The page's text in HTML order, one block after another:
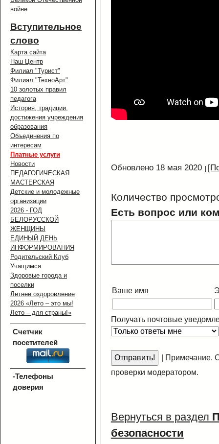
войне
Вступительное
слово
Карта сайта
Наш Центр
Филиал "Турист"
Филиал "ТехноАрт"
10 золотых правил
педагога
История, традиции,
достижения учреждения
образования
Объединения по
интересам
Платные услуги
Новости
ПЕДАГОГИЧЕСКАЯ
МАСТЕРСКАЯ
Детские и молодежные
организации
2026 - ГОД
БЕЛОРУССКОЙ
ЖЕНЩИНЫ
ЕДИНЫЙ ДЕНЬ
ИНФОРМИРОВАНИЯ
Родительский Клуб
Учащимся
Здоровые города и
поселки
Летнее оздоровление
2026 «Лето – это мы!
Лето – для страны!»
Счетчик
посетителей
-Телефоны
доверия
Обновлено 18 мая 2020
Количество
Есть вопрос или
Ваше имя
Получать почтовые
Примечание.
проверки модератором.
Вернуться в раздел
безопасности